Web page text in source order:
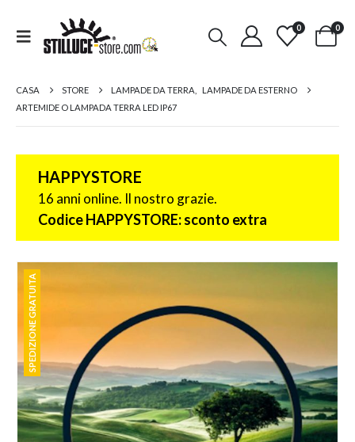
0 0
CASA STORE LAMPADE DA TERRA
LAMPADE DA ESTERNO
ARTEMIDE O LAMPADA TERRA LED IP67
HAPPYSTORE
16 anni online. Il nostro grazie.
Codice HAPPYSTORE: sconto extra
SPEDIZIONE GRATUITA
SPEDIZIONE GRATUITA